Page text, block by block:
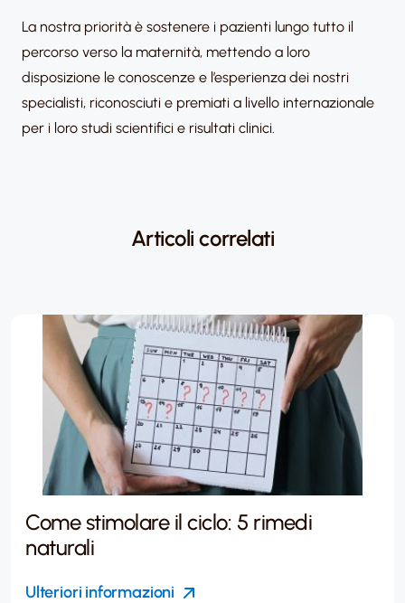
La nostra priorità è sostenere i pazienti lungo tutto il
percorso verso la maternità, mettendo a loro
disposizione le conoscenze e l’esperienza dei nostri
specialisti, riconosciuti e premiati a livello internazionale
per i loro studi scientifici e risultati clinici.
Articoli correlati
Come stimolare il ciclo: 5 rimedi
naturali
Ulteriori informazioni